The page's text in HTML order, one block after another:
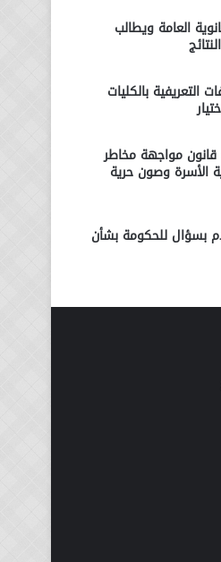
العامة ويطالب
التعريفية بالكليات
مواجهة مخاطر
الأسرة وصون حرية
بسؤال للحكومة بشأن